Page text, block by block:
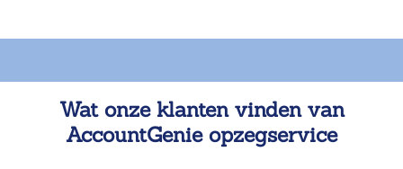
Wat onze klanten vinden van
AccountGenie opzegservice